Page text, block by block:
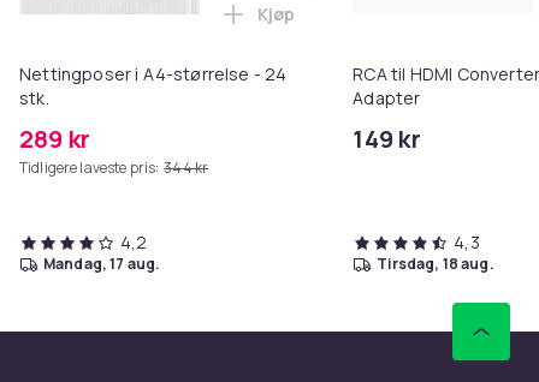
Nettingposer i A4-størrelse - 24
stk.
289 kr
Tidligere laveste pris: 344 kr
Legg Nettingposer i A4-
Kjøp
4,2
mandag, 17 aug.
RCA til HDMI
Adapter
149 kr
4,3
tirsdag, 18 aug.